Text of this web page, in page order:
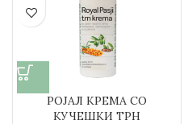
РОЈАЛ КРЕМА СО
КУЧЕШКИ ТРН